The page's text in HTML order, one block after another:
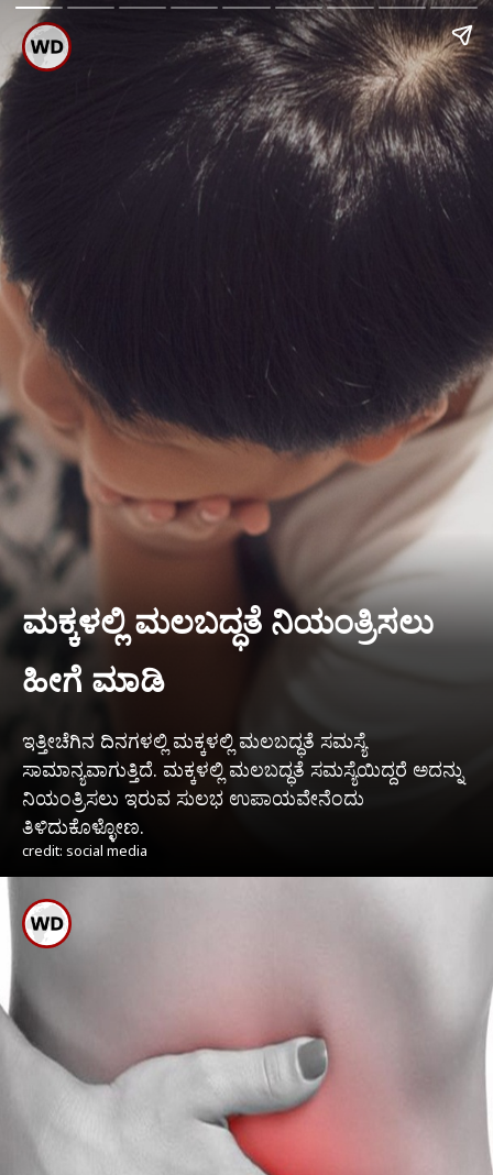
ಮಕ್ಕಳಲ್ಲಿ ಮಲಬದ್ಧತೆ ನಿಯಂತ್ರಿಸಲು
ಹೀಗೆ ಮಾಡಿ
ಇತ್ತೀಚೆಗಿನ ದಿನಗಳಲ್ಲಿ ಮಕ್ಕಳಲ್ಲಿ ಮಲಬದ್ಧತೆ ಸಮಸ್ಯೆ
ಸಾಮಾನ್ಯವಾಗುತ್ತಿದೆ. ಮಕ್ಕಳಲ್ಲಿ ಮಲಬದ್ಧತೆ ಸಮಸ್ಯೆಯಿದ್ದರೆ ಅದನ್ನು
ನಿಯಂತ್ರಿಸಲು ಇರುವ ಸುಲಭ ಉಪಾಯವೇನೆಂದು
ತಿಳಿದುಕೊಳ್ಳೋಣ.
credit: social media